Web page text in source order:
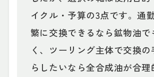
イクル・予算の3点です。通
繁に交換できるなら鉱物油で
く、ツーリング主体で交換
らしたいなら全合成油が合理